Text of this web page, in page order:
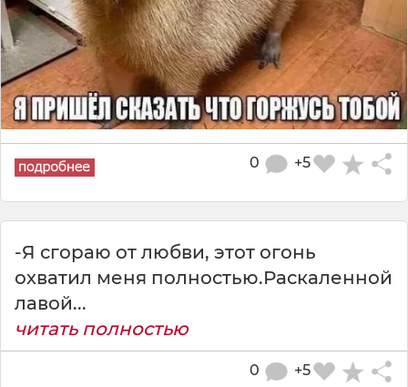
+5
0
-Я сгораю от любви, этот огонь
охватил меня полностью.Раскаленной
лавой...
читать полностью
+5
0